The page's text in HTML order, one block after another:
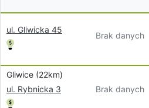
ul. Gliwicka 45
Brak danych
Gliwice (22km)
ul. Rybnicka 3
Brak danych